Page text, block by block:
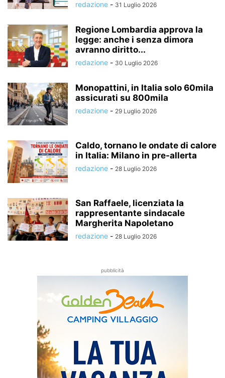
redazione - 31 Luglio 2026
Regione Lombardia approva la
legge: anche i senza dimora
avranno diritto...
redazione - 30 Luglio 2026
Monopattini, in Italia solo 60mila
assicurati su 800mila
redazione - 29 Luglio 2026
Caldo, tornano le ondate di calore
in Italia: Milano in pre-allerta
redazione - 28 Luglio 2026
San Raffaele, licenziata la
rappresentante sindacale
Margherita Napoletano
redazione - 28 Luglio 2026
pubblicità